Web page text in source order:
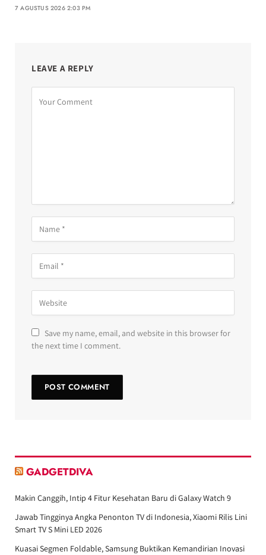
7 AGUSTUS 2026 2:03 PM
LEAVE A REPLY
Save my name, email, and website in this browser for
the next time I comment.
GADGETDIVA
Makin Canggih, Intip 4 Fitur Kesehatan Baru di Galaxy Watch 9
Jawab Tingginya Angka Penonton TV di Indonesia, Xiaomi Rilis Lini
Smart TV S Mini LED 2026
Kuasai Segmen Foldable, Samsung Buktikan Kemandirian Inovasi